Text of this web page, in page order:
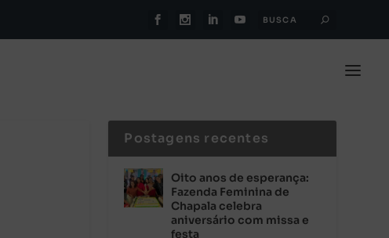
Postagens recentes
Oito anos de esperança:
Fazenda Feminina de
Chapala celebra
aniversário com missa e
festa